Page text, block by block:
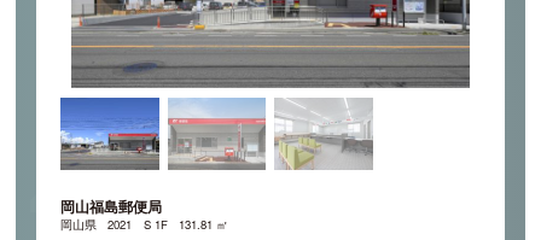
岡山福島郵便局
岡山県 2021 S 1F 131.81 ㎡